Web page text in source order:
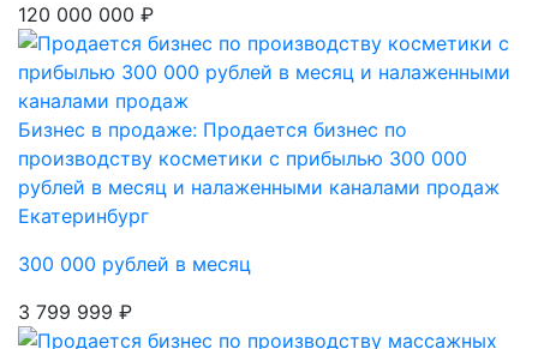
120 000 000 ₽
Бизнес в продаже: Продается бизнес по
производству косметики с прибылью 300 000
рублей в месяц и налаженными каналами продаж
Екатеринбург
300 000 рублей в месяц
3 799 999 ₽